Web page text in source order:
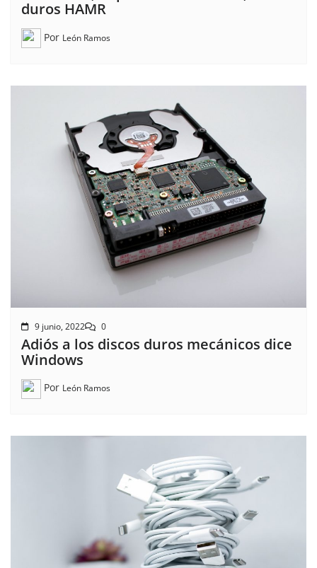
duros HAMR
Por León Ramos
9 junio, 2022 0
Adiós a los discos duros mecánicos dice
Windows
Por León Ramos